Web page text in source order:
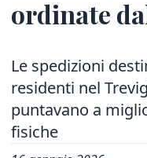
ordinate
Le spedizioni
residenti nel
puntavano a
fisiche